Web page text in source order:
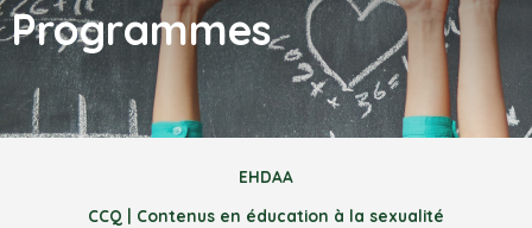
Programmes
EHDAA
CCQ | Contenus en éducation à la sexualité